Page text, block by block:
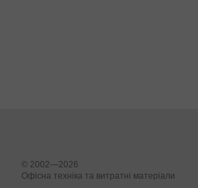
© 2002—2026
Офісна техніка та витратні матеріали